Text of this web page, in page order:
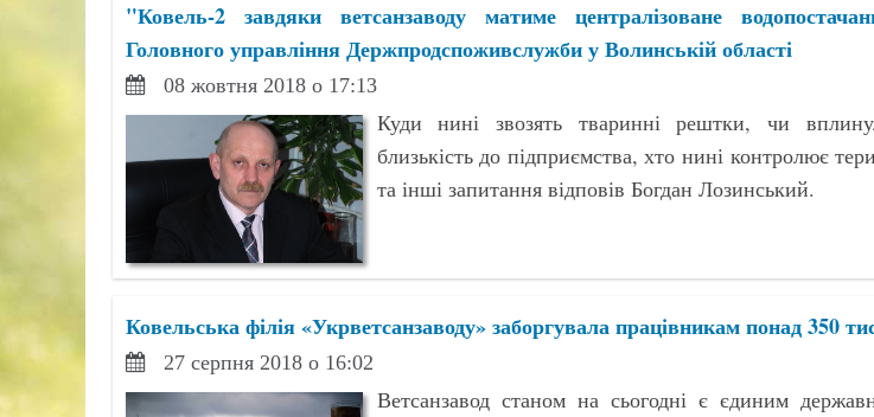
"Ковель-2 завдяки ветсанзаводу матиме централізоване
Головного управління Держпродспоживслужби у Волинській області
08 жовтня 2018 о 17:13
Куди нині звозять тваринні рештки, чи
близькість до підприємства, хто нині контролює
та інші запитання відповів Богдан Лозинський.
Ковельська філія «Укрветсанзаводу» заборгувала працівникам понад 350
27 серпня 2018 о 16:02
Ветсанзавод станом на сьогодні є єдиним